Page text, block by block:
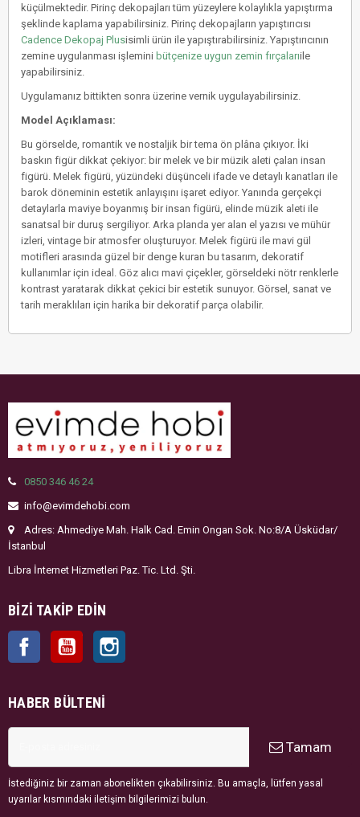
küçülmektedir. Pirinç dekopajları tüm yüzeylere kolaylıkla yapıştırma
şeklinde kaplama yapabilirsiniz. Pirinç dekopajların yapıştırıcısı
Cadence Dekopaj Plusisimli ürün ile yapıştırabilirsiniz. Yapıştırıcının
zemine uygulanması işlemini bütçenize uygun zemin fırçalarıile
yapabilirsiniz.
Uygulamanız bittikten sonra üzerine vernik uygulayabilirsiniz.
Model Açıklaması:
Bu görselde, romantik ve nostaljik bir tema ön plâna çıkıyor. İki
baskın figür dikkat çekiyor: bir melek ve bir müzik aleti çalan insan
figürü. Melek figürü, yüzündeki düşünceli ifade ve detaylı kanatları ile
barok döneminin estetik anlayışını işaret ediyor. Yanında gerçekçi
detaylarla maviye boyanmış bir insan figürü, elinde müzik aleti ile
sanatsal bir duruş sergiliyor. Arka planda yer alan el yazısı ve mühür
izleri, vintage bir atmosfer oluşturuyor. Melek figürü ile mavi gül
motifleri arasında güzel bir denge kuran bu tasarım, dekoratif
kullanımlar için ideal. Göz alıcı mavi çiçekler, görseldeki nötr renklerle
kontrast yaratarak dikkat çekici bir estetik sunuyor. Görsel, sanat ve
tarih meraklıları için harika bir dekoratif parça olabilir.
0850 346 46 24
info@evimdehobi.com
Adres: Ahmediye Mah. Halk Cad. Emin Ongan Sok. No:8/A Üsküdar/
İstanbul
Libra İnternet Hizmetleri Paz. Tic. Ltd. Şti.
BIZI TAKIP EDIN
Facebook YouTube
HABER BÜLTENI
Tamam
İstediğiniz bir zaman abonelikten çıkabilirsiniz. Bu amaçla, lütfen yasal
uyarılar kısmındaki iletişim bilgilerimizi bulun.